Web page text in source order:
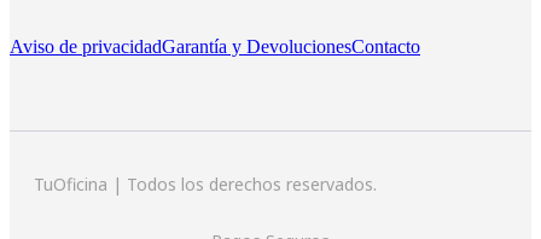
Aviso de privacidadGarantía y DevolucionesContacto
TuOficina | Todos los derechos reservados.